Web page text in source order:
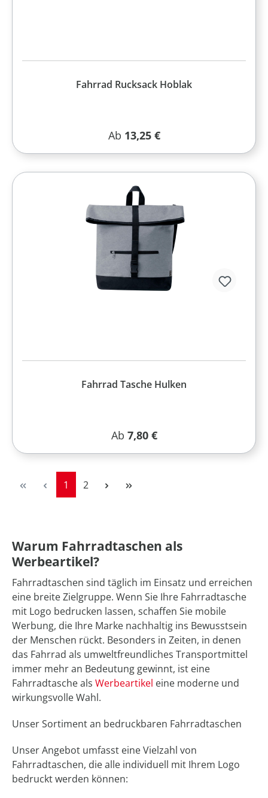
Fahrrad Rucksack Hoblak
Regulärer Preis:
Ab 13,25 €
Fahrrad Tasche Hulken
Regulärer Preis:
Ab 7,80 €
Seite
1 Seite
2
Warum Fahrradtaschen als
Werbeartikel?
Fahrradtaschen sind täglich im Einsatz und erreichen
eine breite Zielgruppe. Wenn Sie Ihre Fahrradtasche
mit Logo bedrucken lassen, schaffen Sie mobile
Werbung, die Ihre Marke nachhaltig ins Bewusstsein
der Menschen rückt. Besonders in Zeiten, in denen
das Fahrrad als umweltfreundliches Transportmittel
immer mehr an Bedeutung gewinnt, ist eine
Fahrradtasche als Werbeartikel eine moderne und
wirkungsvolle Wahl.
Unser Sortiment an bedruckbaren Fahrradtaschen
Unser Angebot umfasst eine Vielzahl von
Fahrradtaschen, die alle individuell mit Ihrem Logo
bedruckt werden können: